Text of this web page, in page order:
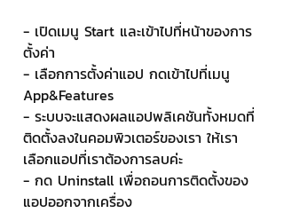
- เปิดเมนู Start และเข้าไปที่หน้าของการ
ตั้งค่า
- เลือกการตั้งค่าแอป กดเข้าไปที่เมนู
App&Features
- ระบบจะแสดงผลแอปพลิเคชันทั้งหมดที่
ติดตั้งลงในคอมพิวเตอร์ของเรา ให้เรา
เลือกแอปที่เราต้องการลบค่ะ
- กด Uninstall เพื่อถอนการติดตั้งของ
แอปออกจากเครื่อง